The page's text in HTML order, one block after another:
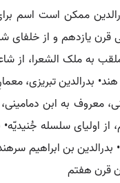
ممکن است اسم
یازدهم و از خلفای
به ملک الشعرا،
بدرالدین تبریزی،
معروف به ابن
از اولیای سلسله
بن ابراهیم
قرن هفتم